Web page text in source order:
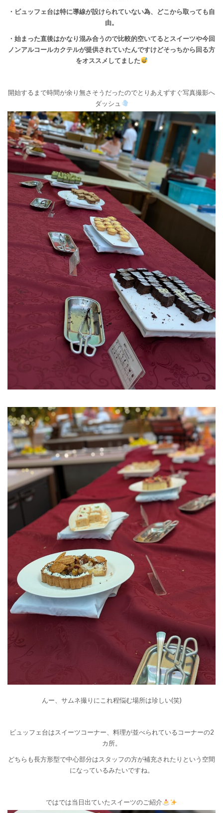
・ビュッフェ台は特に導線が設けられていない為、どこから取っても自
由。
・始まった直後はかなり混み合うので比較的空いてるとスイーツや今回
ノンアルコールカクテルが提供されていたんですけどそっちから回る方
をオススメしてました
開始するまで時間が余り無さそうだったのでとりあえずすぐ写真撮影へ
ダッシュ
んー、サムネ撮りにこれ程悩む場所は珍しい(笑)
ビュッフェ台はスイーツコーナー、料理が並べられているコーナーの2
カ所。
どちらも長方形型で中心部分はスタッフの方が補充されたりという空間
になっているみたいですね。
ではでは当日出ていたスイーツのご紹介